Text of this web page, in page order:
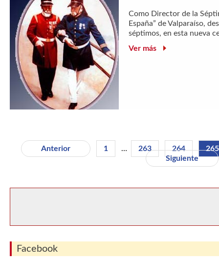
Como Director de la
España” de Valparaíso,
séptimos, en esta nueva
Ver más
Anterior 1 … 263 264
265
Siguiente
Facebook